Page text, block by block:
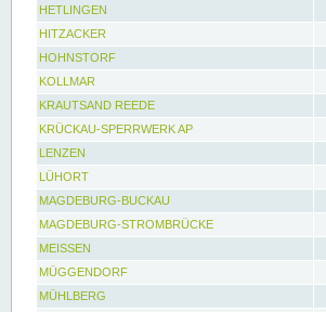
HETLINGEN
HITZACKER
HOHNSTORF
KOLLMAR
KRAUTSAND REEDE
KRÜCKAU-SPERRWERK AP
LENZEN
LÜHORT
MAGDEBURG-BUCKAU
MAGDEBURG-STROMBRÜCKE
MEISSEN
MÜGGENDORF
MÜHLBERG